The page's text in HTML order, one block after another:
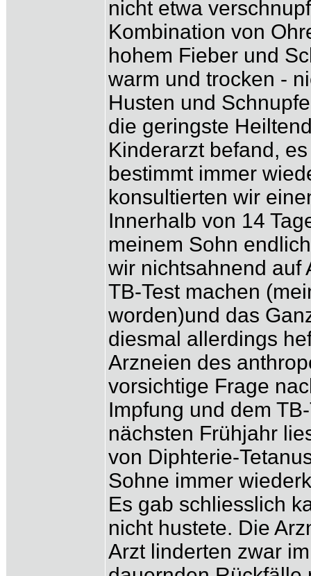
nicht etwa
Kombination von
hohem Fieber und
warm und trocken -
Husten und
die geringste
Kinderarzt befand,
bestimmt immer
konsultierten wir
Innerhalb von 14
meinem Sohn
wir nichtsahnend auf
TB-Test machen
worden)und das
diesmal allerdings
Arzneien des
vorsichtige Frage
Impfung und dem
nächsten Frühjahr
von Diphterie-
Sohne immer
Es gab schliesslich
nicht hustete. Die
Arzt linderten zwar